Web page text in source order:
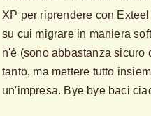
XP per riprendere con
su cui migrare in maniera
n'è (sono abbastanza sicuro
tanto, ma mettere tutto
un'impresa. Bye bye baci